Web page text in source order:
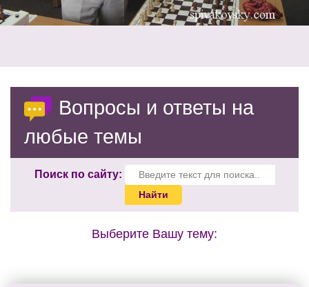
Вопросы и ответы на
любые темы
Поиск по сайту:
Выберите Вашу тему: